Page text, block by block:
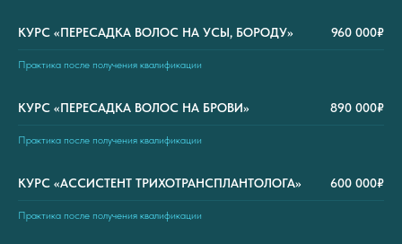
КУРС «ПЕРЕСАДКА ВОЛОС НА УСЫ, БОРОДУ» 960 000₽
Практика после получения квалификации
КУРС «ПЕРЕСАДКА ВОЛОС НА БРОВИ» 890 000₽
Практика после получения квалификации
КУРС «АССИСТЕНТ ТРИХОТРАНСПЛАНТОЛОГА» 600 000₽
Практика после получения квалификации